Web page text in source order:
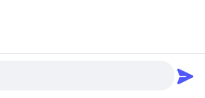
2026 Beautylens Technology Co., Ltd.